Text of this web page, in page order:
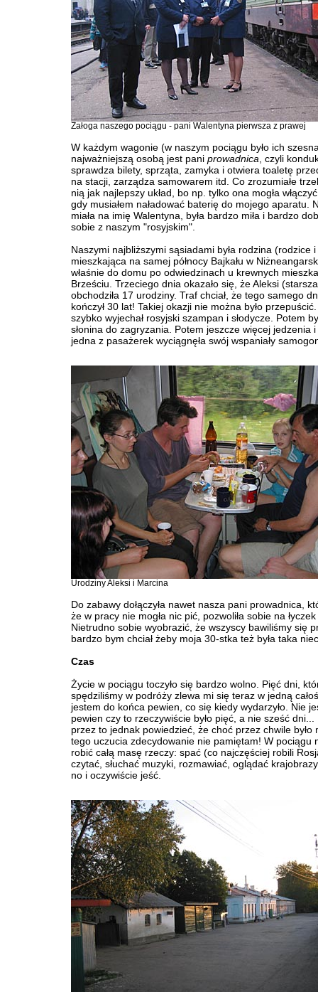
Załoga naszego pociągu - pani Walentyna pierwsza z prawej
W każdym wagonie (w naszym pociągu było ich
najważniejszą osobą jest pani prowadnica, czyli
sprawdza bilety, sprząta, zamyka i otwiera toaletę
na stacji, zarządza samowarem itd. Co zrozumiałe
nią jak najlepszy układ, bo np. tylko ona mogła
gdy musiałem naładować baterię do mojego aparatu.
miała na imię Walentyna, była bardzo miła i bardzo
sobie z naszym "rosyjskim".
Naszymi najbliższymi sąsiadami była rodzina (rodzice
mieszkająca na samej północy Bajkału w
właśnie do domu po odwiedzinach u krewnych
Brześciu. Trzeciego dnia okazało się, że Aleksi
obchodziła 17 urodziny. Traf chciał, że tego samego
kończył 30 lat! Takiej okazji nie można było przepuścić.
szybko wyjechał rosyjski szampan i słodycze. Potem
słonina do zagryzania. Potem jeszcze więcej jedzenia
jedna z pasażerek wyciągnęła swój wspaniały
Urodziny Aleksi i Marcina
Do zabawy dołączyła nawet nasza pani prowadnica,
że w pracy nie mogła nic pić, pozwoliła sobie na
Nietrudno sobie wyobrazić, że wszyscy bawiliśmy się
bardzo bym chciał żeby moja 30-stka też była taka
Czas
Życie w pociągu toczyło się bardzo wolno. Pięć dni,
spędziliśmy w podróży zlewa mi się teraz w jedną
jestem do końca pewien, co się kiedy wydarzyło. Nie
pewien czy to rzeczywiście było pięć, a nie sześć dni...
przez to jednak powiedzieć, że choć przez chwile było
tego uczucia zdecydowanie nie pamiętam! W pociągu
robić całą masę rzeczy: spać (co najczęściej robili
czytać, słuchać muzyki, rozmawiać, oglądać
no i oczywiście jeść.